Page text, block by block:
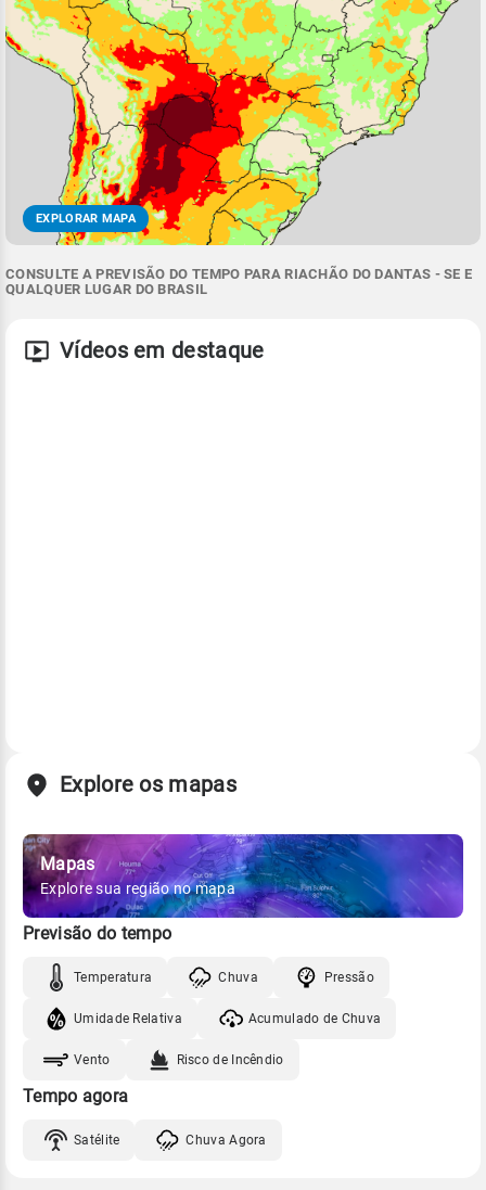
EXPLORAR MAPA
CONSULTE A PREVISÃO DO TEMPO PARA RIACHÃO DO DANTAS - SE E
QUALQUER LUGAR DO BRASIL
Vídeos em destaque
Explore os mapas
Mapas
Explore sua região no mapa
Previsão do tempo
Temperatura Chuva Pressão
Umidade Relativa Acumulado de Chuva
Vento Risco de Incêndio
Tempo agora
Satélite Chuva Agora